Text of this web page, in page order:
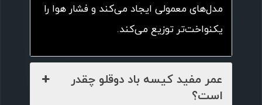
مدل‌های معمولی ایجاد می‌کند و فشار هوا را
یکنواخت‌تر توزیع می‌کند.
عمر مفید کیسه باد دوقلو چقدر
است؟